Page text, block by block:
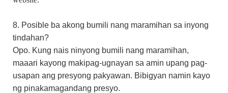
8. Posible ba akong bumili nang maramihan sa inyong
tindahan?
Opo. Kung nais ninyong bumili nang maramihan,
maaari kayong makipag-ugnayan sa amin upang pag-
usapan ang presyong pakyawan. Bibigyan namin kayo
ng pinakamagandang presyo.